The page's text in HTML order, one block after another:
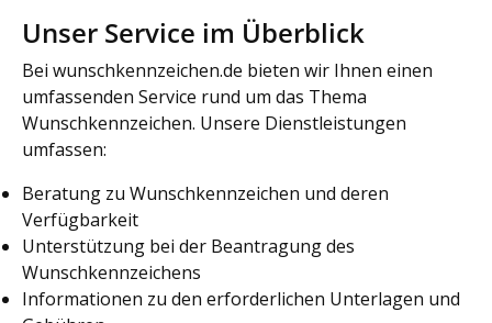
Unser Service im Überblick
Bei wunschkennzeichen.de bieten wir Ihnen einen
umfassenden Service rund um das Thema
Wunschkennzeichen. Unsere Dienstleistungen
umfassen:
Beratung zu Wunschkennzeichen und deren
Verfügbarkeit
Unterstützung bei der Beantragung des
Wunschkennzeichens
Informationen zu den erforderlichen Unterlagen und